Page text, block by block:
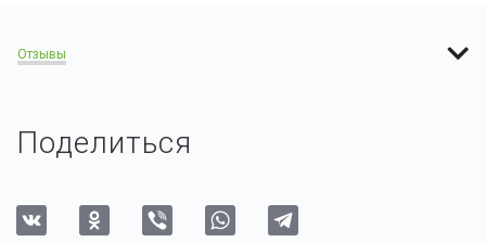
Отзывы
Поделиться